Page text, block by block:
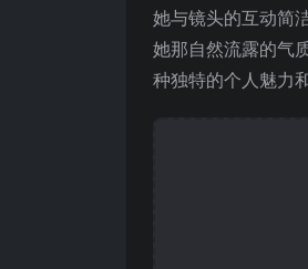
她与镜头的互动简
她那自然流露的气
种独特的个人魅力